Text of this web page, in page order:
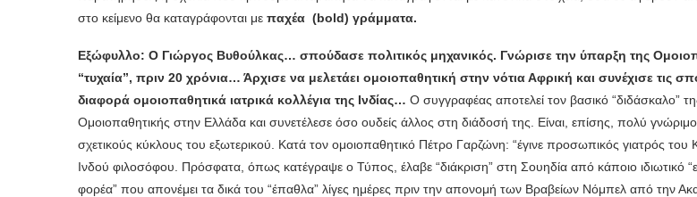
στο κείμενο θα καταγράφονται με παχέα (bold) γράμματα.
Εξώφυλλο: Ο Γιώργος Βυθούλκας… σπούδασε πολιτικός μηχανικός. Γνώρισε την ύπαρξη της
“τυχαία”, πριν 20 χρόνια… Άρχισε να μελετάει ομοιοπαθητική στην νότια Αφρική και συνέχισε τις
διαφορά ομοιοπαθητικά ιατρικά κολλέγια της Ινδίας… Ο συγγραφέας αποτελεί τον βασικό “διδάσκαλο”
Ομοιοπαθητικής στην Ελλάδα και συνετέλεσε όσο ουδείς άλλος στη διάδοσή της. Είναι, επίσης, πολύ
σχετικούς κύκλους του εξωτερικού. Κατά τον ομοιοπαθητικό Πέτρο Γαρζώνη: “έγινε προσωπικός γιατρός του
Ινδού φιλοσόφου. Πρόσφατα, όπως κατέγραψε ο Τύπος, έλαβε “διάκριση” στη Σουηδία από κάποιο ιδιωτικό
φορέα” που απονέμει τα δικά του “έπαθλα” λίγες ημέρες πριν την απονομή των Βραβείων Νόμπελ από την